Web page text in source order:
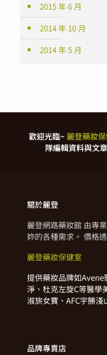
2015 年 6 月
2014 年 10 月
2014 年 5 月
歡迎光臨~ 麗登藥妝
隊編輯資料與文
關於麗登
麗登網路藥妝館 由專
妳的各種需求。 價格
麗登藥妝保健室
提供藥妝品牌如
淨、杜克左旋C等醫學
淑旂女寶、AFC宇勝淺
品牌專賣店